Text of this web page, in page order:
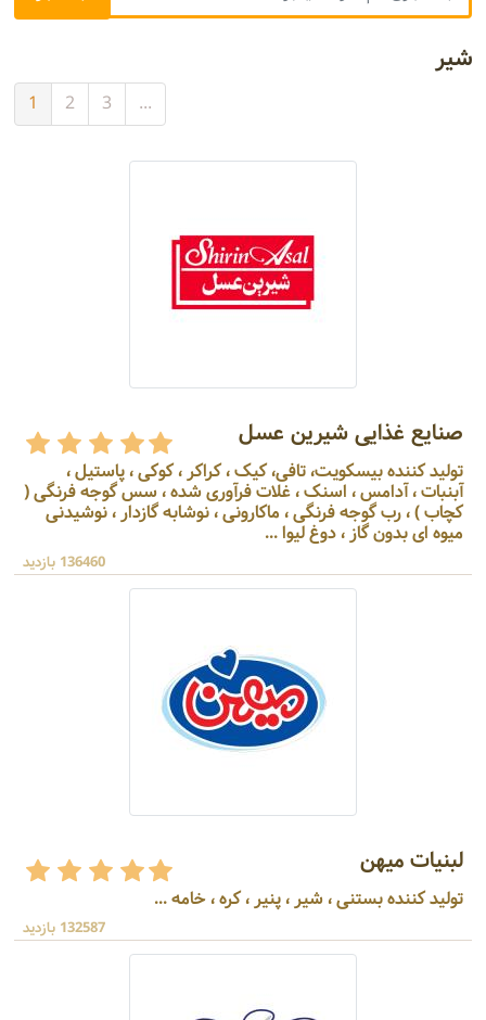
شیر
1 2 3 ...
صنایع غذایی شیرین عسل
تولید کننده بیسکویت، تافی، کیک ، کراکر ، کوکی ، پاستیل ،
آبنبات ، آدامس ، اسنک ، غلات فرآوری شده ، سس گوجه فرنگی (
کچاب ) ، رب گوجه فرنگی ، ماکارونی ، نوشابه گازدار ، نوشیدنی
میوه ای بدون گاز ، دوغ لیوا ...
136460 بازدید
لبنیات میهن
تولید کننده بستنی ، شیر ، پنیر ، کره ، خامه ...
132587 بازدید